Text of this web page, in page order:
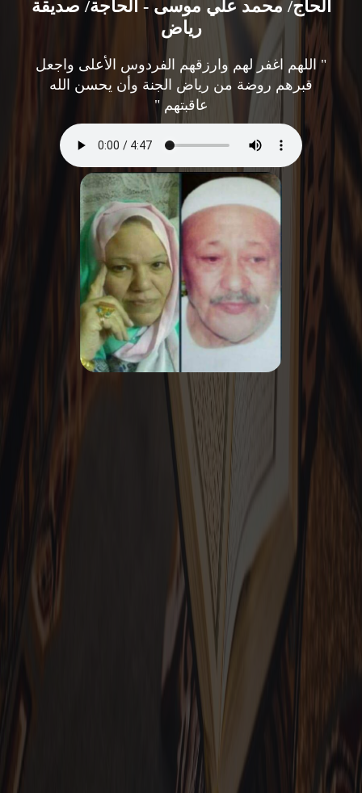
الحاج/ محمد علي موسى - الحاجة/ صديقة
رياض
" اللهم اغفر لهم وارزقهم الفردوس الأعلى واجعل
قبرهم روضة من رياض الجنة وأن يحسن الله
عاقبتهم "